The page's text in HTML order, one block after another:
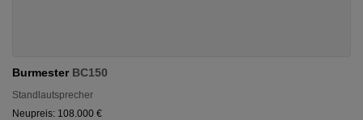
Burmester BC150
Standlautsprecher
Neupreis: 108.000 €